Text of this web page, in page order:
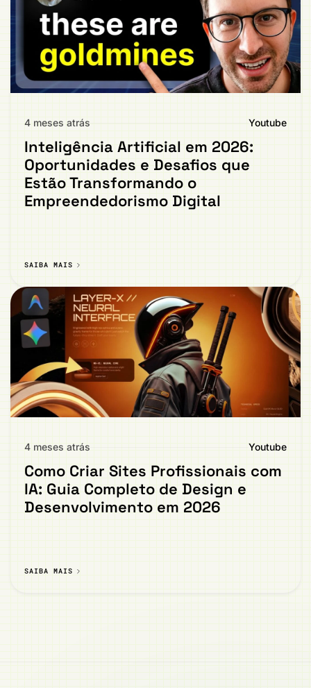
4 meses atrás Youtube
Inteligência Artificial em 2026:
Oportunidades e Desafios que
Estão Transformando o
Empreendedorismo Digital
SAIBA MAIS
4 meses atrás Youtube
Como Criar Sites Profissionais com
IA: Guia Completo de Design e
Desenvolvimento em 2026
SAIBA MAIS